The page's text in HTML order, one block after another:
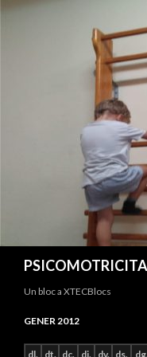
Un bloc a XTECBlocs
GENER 2012
dl. dt. dc. dj. dv. ds. dg.